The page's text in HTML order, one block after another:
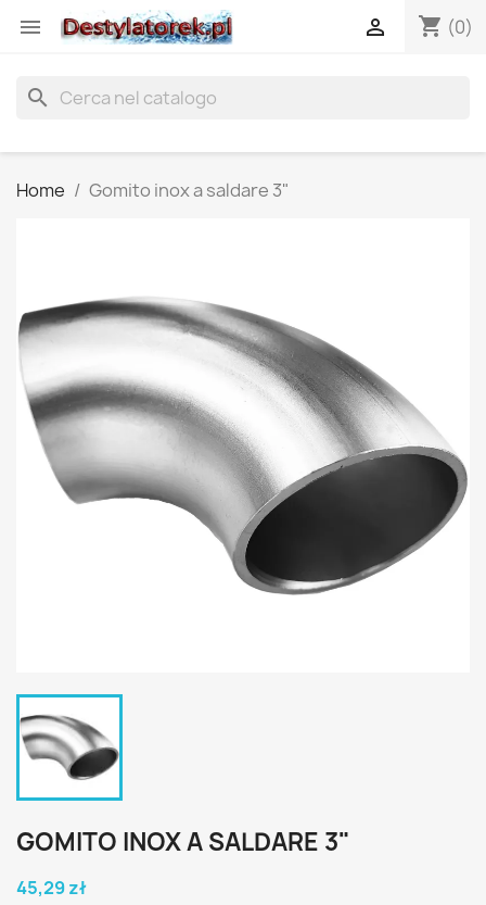
 shopping_cart (0)

search
Home Gomito inox a saldare 3"
GOMITO INOX A SALDARE 3"
45,29 zł